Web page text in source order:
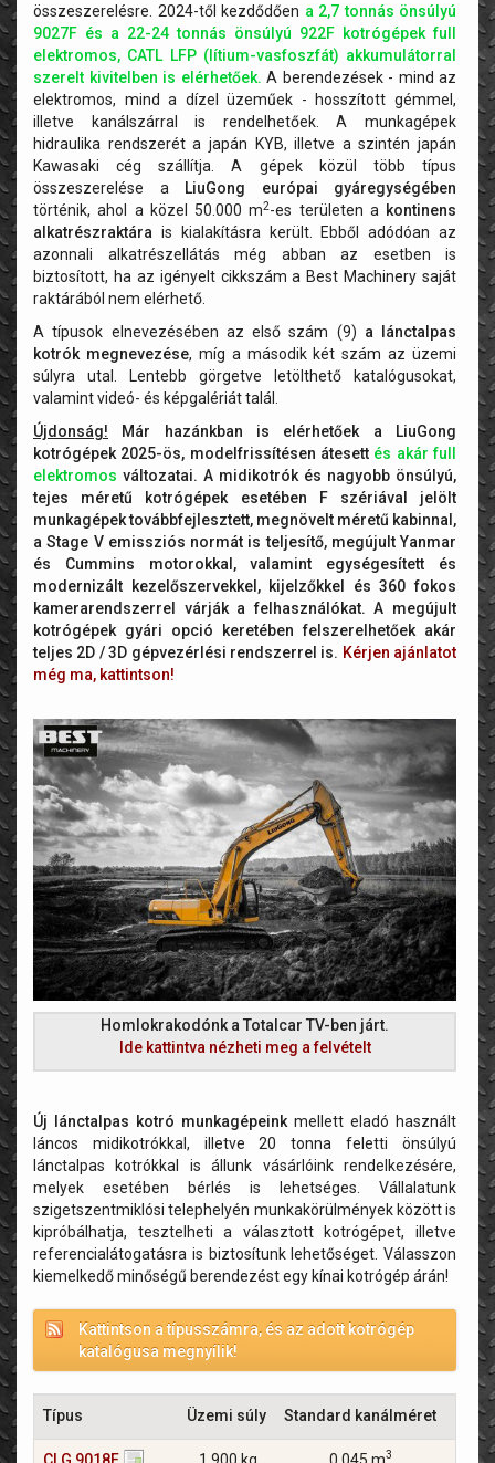
összeszerelésre. 2024-től kezdődően a 2,7 tonnás önsúlyú
9027F és a 22-24 tonnás önsúlyú 922F kotrógépek full
elektromos, CATL LFP (lítium-vasfoszfát) akkumulátorral
szerelt kivitelben is elérhetőek. A berendezések - mind az
elektromos, mind a dízel üzeműek - hosszított gémmel,
illetve kanálszárral is rendelhetőek. A munkagépek
hidraulika rendszerét a japán KYB, illetve a szintén japán
Kawasaki cég szállítja. A gépek közül több típus
összeszerelése a
LiuGong európai gyáregységében
történik, ahol a közel 50.000 m2-es területen a kontinens
alkatrészraktára is kialakításra került. Ebből adódóan az
azonnali alkatrészellátás még abban az esetben is
biztosított, ha az igényelt cikkszám a Best Machinery saját
raktárából nem elérhető.
A típusok elnevezésében az első szám (9) a lánctalpas
kotrók megnevezése, míg a második két szám az üzemi
súlyra utal. Lentebb görgetve letölthető katalógusokat,
valamint videó- és képgalériát talál.
Újdonság! Már hazánkban is elérhetőek a LiuGong
kotrógépek 2025-ös, modelfrissítésen átesett és akár full
elektromos változatai. A midikotrók és nagyobb önsúlyú,
tejes méretű kotrógépek esetében F szériával jelölt
munkagépek továbbfejlesztett, megnövelt méretű kabinnal,
a Stage V emissziós normát is teljesítő, megújult Yanmar
és Cummins motorokkal, valamint egységesített és
modernizált kezelőszervekkel, kijelzőkkel és 360 fokos
kamerarendszerrel várják a felhasználókat. A megújult
kotrógépek gyári opció keretében felszerelhetőek akár
teljes 2D / 3D gépvezérlési rendszerrel is. Kérjen ajánlatot
még ma, kattintson!
Homlokrakodónk a Totalcar TV-ben járt.
Ide kattintva nézheti meg a felvételt
Új lánctalpas kotró munkagépeink mellett eladó használt
láncos midikotrókkal, illetve 20 tonna feletti önsúlyú
lánctalpas kotrókkal is állunk vásárlóink rendelkezésére,
melyek esetében bérlés is lehetséges. Vállalatunk
szigetszentmiklósi telephelyén munkakörülmények között is
kipróbálhatja, tesztelheti a választott kotrógépet, illetve
referencialátogatásra is biztosítunk lehetőséget. Válasszon
kiemelkedő minőségű berendezést egy kínai kotrógép árán!
Kattintson a típusszámra, és az adott kotrógép
katalógusa megnyílik!
Típus Üzemi súly Standard kanálméret
CLG 9018F 1.900 kg 0,045 m3